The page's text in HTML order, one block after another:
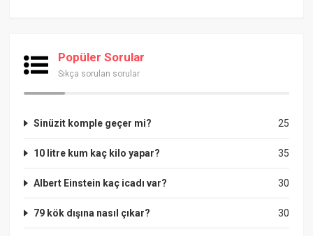
Popüler Sorular
Sıkça sorulan sorular
25
Sinüzit komple geçer mi?
35
10 litre kum kaç kilo yapar?
30
Albert Einstein kaç icadı var?
30
79 kök dışına nasıl çıkar?